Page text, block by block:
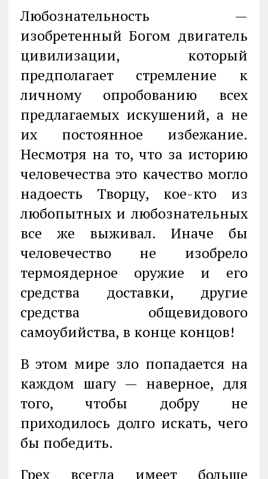
Любознательность —
изобретенный Богом двигатель
цивилизации, который
предполагает стремление к
личному опробованию всех
предлагаемых искуше­ний, а не
их постоянное избежание.
Несмотря на то, что за историю
человече­ства это качество могло
надоесть Творцу, кое-кто из
любопытных и любозна­тельных
все же выживал. Иначе бы
человечество не изобрело
термоядерное оружие и его
средства доставки, другие
средства общевидового
самоубий­ства, в конце концов!
В этом мире зло попадается на
каждом шагу — наверное, для
того, чтобы до­бру не
приходилось долго искать, чего
бы победить.
Грех всегда имеет больше